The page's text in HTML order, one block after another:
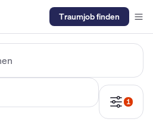
Traumjob finden
1